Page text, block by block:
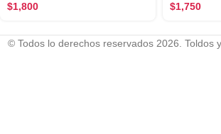
$1,800 $1,750
© Todos lo derechos reservados 2026. Toldos